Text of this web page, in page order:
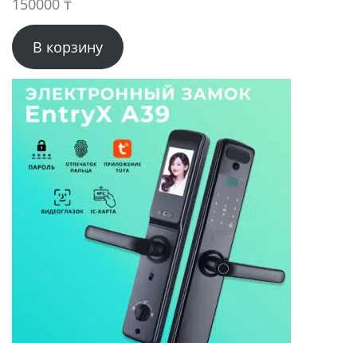
150000 ₸
В корзину